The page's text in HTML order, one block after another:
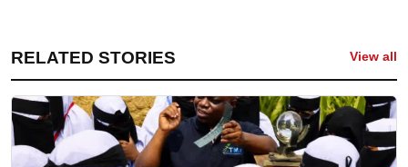
RELATED STORIES View all